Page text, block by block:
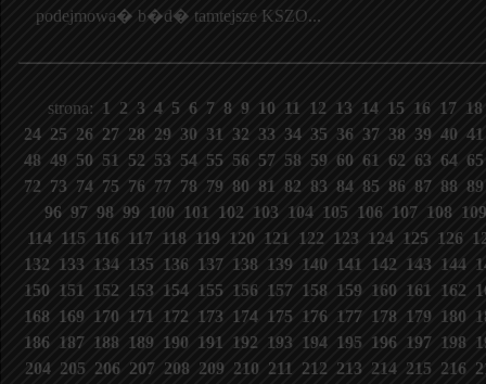
podejmowa� b�d� tamtejsze KSZO...
strona: 1 2 3 4 5 6 7 8 9 10 11 12 13 14 15 16 17 18
24 25 26 27 28 29 30 31 32 33 34 35 36 37 38 39 40
48 49 50 51 52 53 54 55 56 57 58 59 60 61 62 63 64
72 73 74 75 76 77 78 79 80 81 82 83 84 85 86 87 88
96 97 98 99 100 101 102 103 104 105 106 107 108
114 115 116 117 118 119 120 121 122 123 124 125 126
132 133 134 135 136 137 138 139 140 141 142 143 144
150 151 152 153 154 155 156 157 158 159 160 161 162
168 169 170 171 172 173 174 175 176 177 178 179 180
186 187 188 189 190 191 192 193 194 195 196 197 198
204 205 206 207 208 209 210 211 212 213 214 215 216